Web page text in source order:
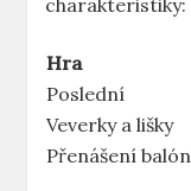
charakteristiky:
Hra
Poslední
Veverky a lišky
Přenášení